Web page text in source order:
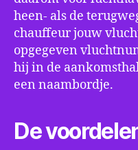
heen- als de
chauffeur jouw
opgegeven
hij in de
een naambordje.
De